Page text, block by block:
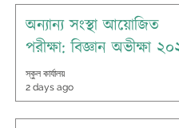
অন্যান্য সংস্থা আয়োজিত
পরীক্ষা: বিজ্ঞান অভীক্ষা
স্কুল কার্যালয়
2 days ago